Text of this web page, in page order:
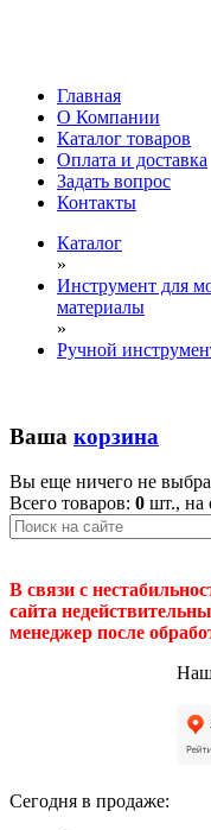
Главная
О Компании
Каталог товаров
Оплата и доставка
Задать вопрос
Контакты
Каталог
»
Инструмент для
материалы
»
Ручной
Ваша корзина
Вы еще ничего не
Всего товаров: 0 шт., на
В связи с
сайта
менеджер после
Наш
Сегодня в продаже: